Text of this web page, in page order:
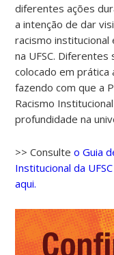
diferentes ações
a intenção de dar
racismo institucional
na UFSC.
colocado em prática
fazendo com que a
Racismo
profundidade na
>> Consulteo Guia
Institucional da UFSC
aqui.